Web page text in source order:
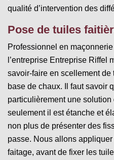
qualité d’intervention des
Pose de tuiles
Professionnel en
l’entreprise Entreprise Riffel
savoir-faire en scellement de
base de chaux. Il faut savoir
particulièrement une
seulement il est étanche et
non plus de présenter des
passe. Nous allons
faitage, avant de fixer les